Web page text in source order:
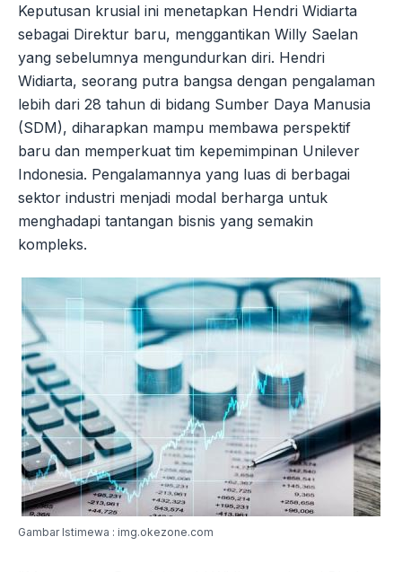
Keputusan krusial ini menetapkan Hendri Widiarta
sebagai Direktur baru, menggantikan Willy Saelan
yang sebelumnya mengundurkan diri. Hendri
Widiarta, seorang putra bangsa dengan pengalaman
lebih dari 28 tahun di bidang Sumber Daya Manusia
(SDM), diharapkan mampu membawa perspektif
baru dan memperkuat tim kepemimpinan Unilever
Indonesia. Pengalamannya yang luas di berbagai
sektor industri menjadi modal berharga untuk
menghadapi tantangan bisnis yang semakin
kompleks.
Gambar Istimewa : img.okezone.com